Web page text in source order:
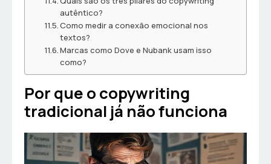
autêntico?
Como medir a conexão emocional nos
textos?
Marcas como Dove e Nubank usam isso
como?
Por que o copywriting
tradicional já não funciona